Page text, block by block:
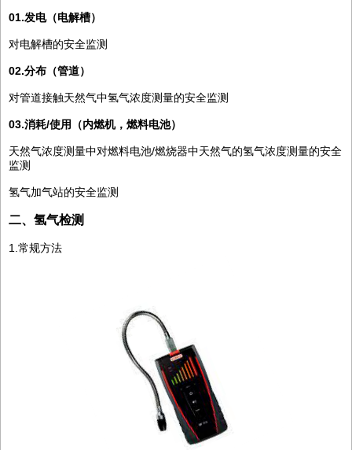
01.发电（电解槽）
对电解槽的安全监测
02.分布（管道）
对管道接触天然气中氢气浓度测量的安全监测
03.消耗/使用（内燃机，燃料电池）
天然气浓度测量中对燃料电池/燃烧器中天然气的氢气浓度测量的安全
监测
氢气加气站的安全监测
二、氢气检测
1.常规方法